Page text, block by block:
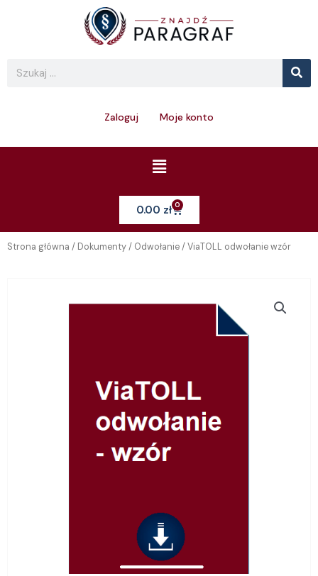
Search
Zaloguj Moje konto
Menu
0.00 zł 0Cart
Strona główna / Dokumenty/ Odwołanie/ ViaTOLL odwołanie wzór